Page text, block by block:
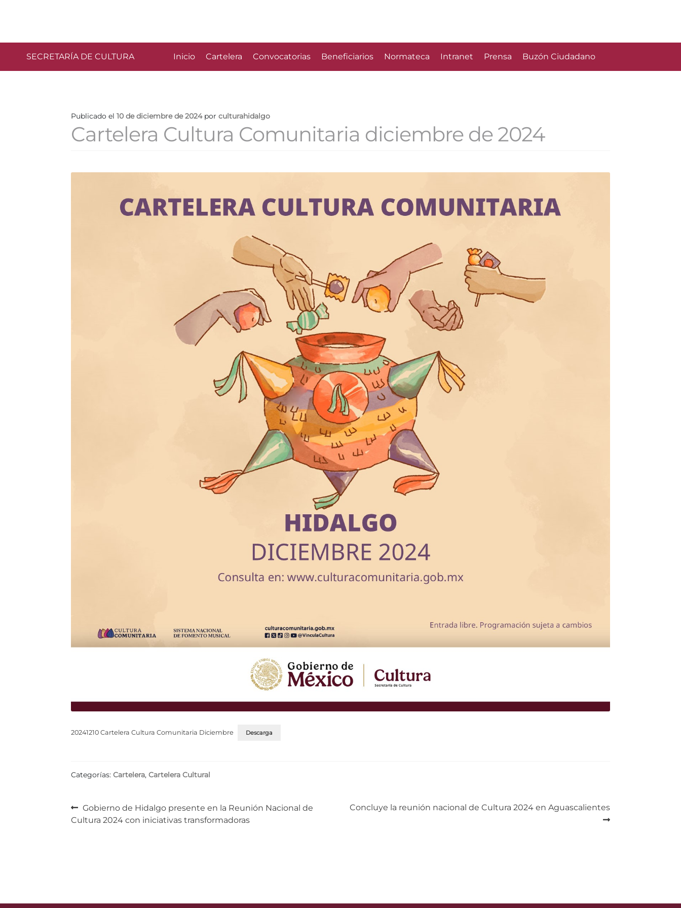
SECRETARÍA DE CULTURA Inicio Cartelera Convocatorias Beneficiarios Normateca Intranet Prensa Buzón Ciudadano
Publicado el10 de diciembre de 2024 porculturahidalgo
Cartelera Cultura Comunitaria diciembre de 2024
20241210 Cartelera Cultura Comunitaria Diciembre Descarga
Categorías:Cartelera,Cartelera Cultural
Navegación
Anterior:
Gobierno de Hidalgo presente en la Reunión Nacional de
Cultura 2024 con iniciativas transformadoras
Siguiente:
Concluye la reunión nacional de Cultura 2024 en Aguascalientes